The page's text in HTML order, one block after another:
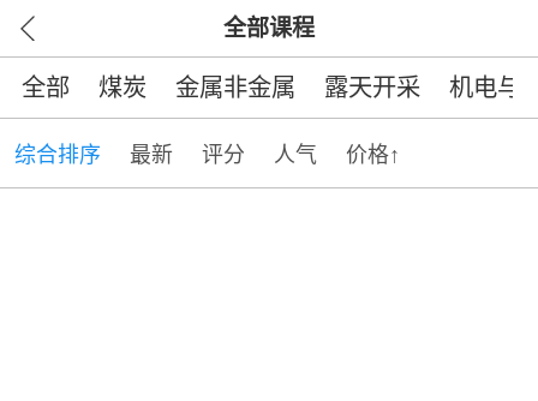
全部课程
全部 煤炭 金属非金属 露天开采 机电与
综合排序 最新 评分 人气 价格↑